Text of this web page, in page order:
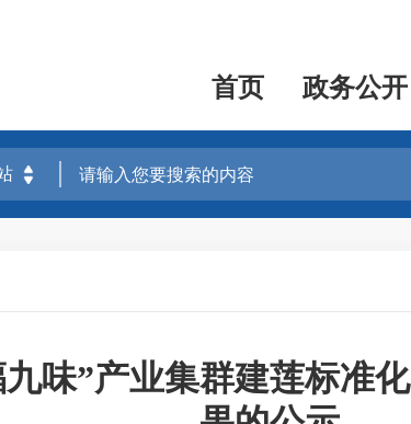
首页 政务公开
味”产业集群建莲标准